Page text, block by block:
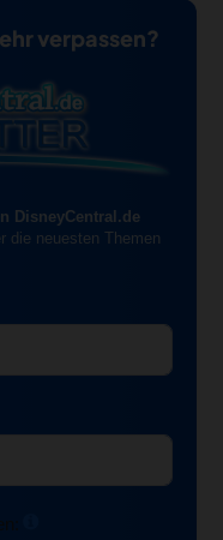
verpassen?
DisneyCentral.de
die neuesten Themen